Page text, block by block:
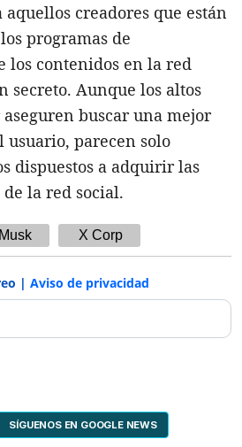
aquellos creadores que están
programas de
los contenidos en la red
secreto. Aunque los altos
buscar una mejor
parecen solo
dispuestos a adquirir las
de la red social.
X Corp
| Aviso de privacidad
SÍGUENOS EN GOOGLE NEWS